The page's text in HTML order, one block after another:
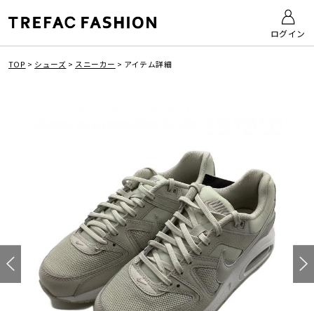
ログイン
TOP > シューズ > スニーカー > アイテム詳細